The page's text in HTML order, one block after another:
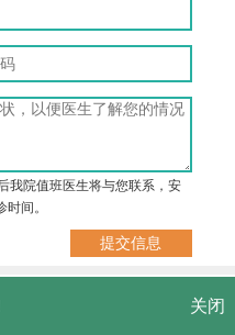
我院值班医生将与您联系，安
间。
市硚口区解放大道479号
话：
关闭